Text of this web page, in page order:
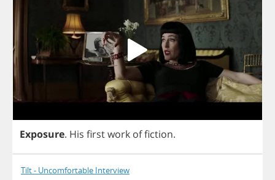
Exposure. His firstwork offiction.
Tilt - Uncomfortable Interview